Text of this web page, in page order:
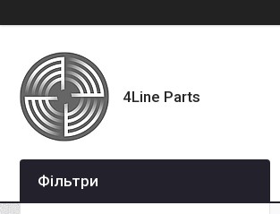
4Line Parts
Фільтри